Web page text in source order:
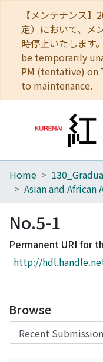
【メンテナンス
定）において、メ
時停止いたしま
be temporarily
PM (tentative) on
to maintenance.
Home
Browse
Download Ranking
Access Statistics
Home
No.5-1
Permanent URI for
http://
Browse